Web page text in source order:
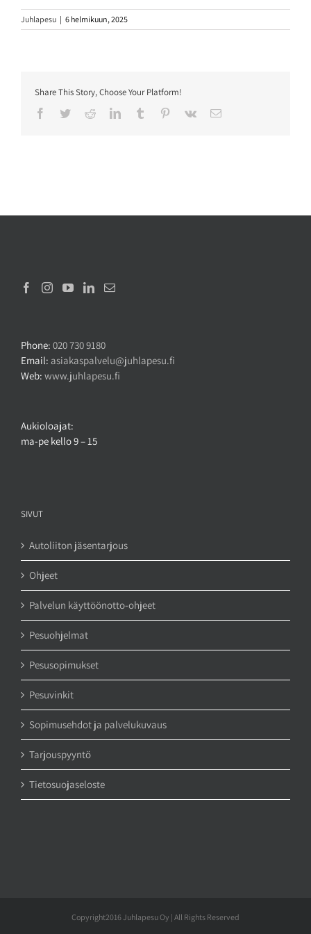
Juhlapesu | 6 helmikuun, 2025
Share This Story, Choose Your Platform!
Facebook
TwitterRedditLinkedInTumblr Pinterest
Vk Sähköposti
Phone: 020 730 9180
Email: asiakaspalvelu@juhlapesu.fi
Web: www.juhlapesu.fi
Aukioloajat:
ma-pe kello 9 – 15
SIVUT
Autoliiton jäsentarjous
Ohjeet
Palvelun käyttöönotto-ohjeet
Pesuohjelmat
Pesusopimukset
Pesuvinkit
Sopimusehdot ja palvelukuvaus
Tarjouspyyntö
Tietosuojaseloste
Copyright2016 Juhlapesu Oy | All Rights Reserved